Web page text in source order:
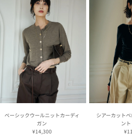
ベーシックウールニットカーディ
ガン
¥14,300
シアーカット
ン